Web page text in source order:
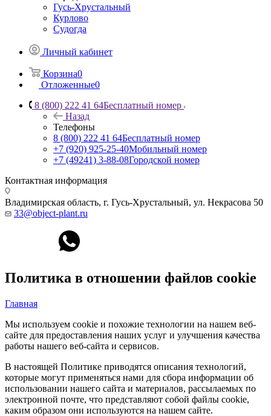
Гусь-Хрустальный
Курлово
Судогда
Личный кабинет
Корзина0
Отложенные0
8 (800) 222 41 64Бесплатный номер
Назад
Телефоны
8 (800) 222 41 64Бесплатный номер
+7 (920) 925-25-40Мобильный номер
+7 (49241) 3-88-08Городской номер
Контактная информация
Владимирская область, г. Гусь-Хрустальный, ул. Некрасова 50
33@object-plant.ru
Политика в отношении файлов cookie
Главная
Мы используем cookie и похожие технологии на нашем веб-
сайте для предоставления наших услуг и улучшения качества
работы нашего веб-сайта и сервисов.
В настоящей Политике приводятся описания технологий,
которые могут применяться нами для сбора информации об
использовании нашего сайта и материалов, рассылаемых по
электронной почте, что представляют собой файлы cookie,
каким образом они используются на нашем сайте.